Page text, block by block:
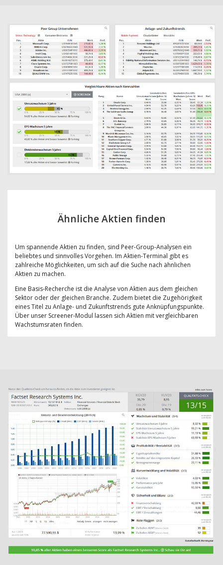
Ähnliche Aktien finden
Um spannende Aktien zu finden, sind Peer-Group-Analysen ein
beliebtes und sinnvolles Vorgehen. Im Aktien-Terminal gibt es
zahlreiche Möglichkeiten, um sich auf die Suche nach ähnlichen
Aktien zu machen.
Eine Basis-Recherche ist die Analyse von Aktien aus dem gleichen
Sektor oder der gleichen Branche. Zudem bietet die Zugehörigkeit
eines Titel zu Anlage- und Zukunftstrends gute Anknüpfungspunkte.
Über unser Screener-Modul lassen sich Aktien mit vergleichbaren
Wachstumsraten finden.